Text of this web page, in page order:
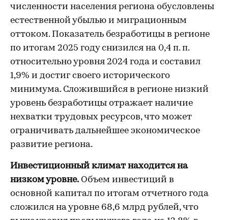
численности населения региона обусловлены
естественной убылью и миграционным
оттоком. Показатель безработицы в регионе
по итогам 2025 году снизился на 0,4 п. п.
относительно уровня 2024 года и составил
1,9% и достиг своего исторического
минимума. Сложившийся в регионе низкий
уровень безработицы отражает наличие
нехватки трудовых ресурсов, что может
ограничивать дальнейшее экономическое
развитие региона.
Инвестиционный климат находится на
низком уровне. Объем инвестиций в
основной капитал по итогам отчетного года
сложился на уровне 68,6 млрд рублей, что